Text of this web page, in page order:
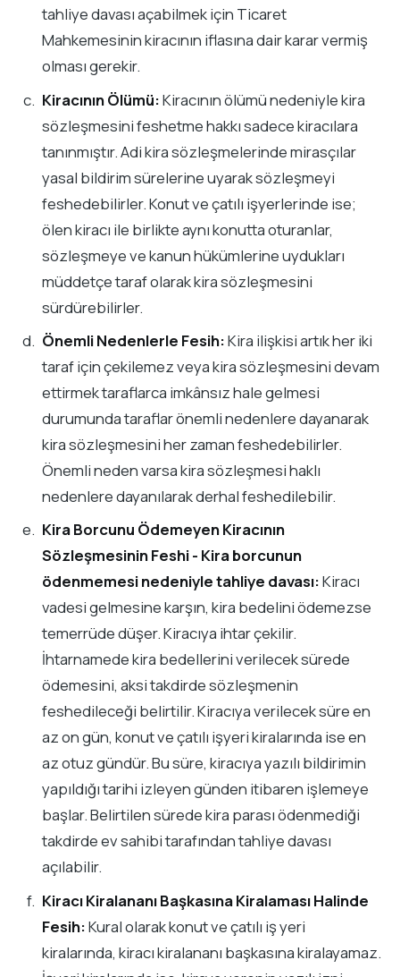
tahliye davası açabilmek için Ticaret
Mahkemesinin kiracının iflasına dair karar vermiş
olması gerekir.
Kiracının Ölümü:Kiracının ölümü nedeniyle kira
sözleşmesini feshetme hakkı sadece kiracılara
tanınmıştır. Adi kira sözleşmelerinde mirasçılar
yasal bildirim sürelerine uyarak sözleşmeyi
feshedebilirler. Konut ve çatılı işyerlerinde ise;
ölen kiracı ile birlikte aynı konutta oturanlar,
sözleşmeye ve kanun hükümlerine uydukları
müddetçe taraf olarak kira sözleşmesini
sürdürebilirler.
Önemli Nedenlerle Fesih:Kira ilişkisi artık her iki
taraf için çekilemez veya kira sözleşmesini devam
ettirmek taraflarca imkânsız hale gelmesi
durumunda taraflar önemli nedenlere dayanarak
kira sözleşmesini her zaman feshedebilirler.
Önemli neden varsa kira sözleşmesi haklı
nedenlere dayanılarak derhal feshedilebilir.
Kira Borcunu Ödemeyen Kiracının
Sözleşmesinin Feshi - Kira borcunun
ödenmemesi nedeniyle tahliye davası:Kiracı
vadesi gelmesine karşın, kira bedelini ödemezse
temerrüde düşer. Kiracıya ihtar çekilir.
İhtarnamede kira bedellerini verilecek sürede
ödemesini, aksi takdirde sözleşmenin
feshedileceği belirtilir. Kiracıya verilecek süre en
az on gün, konut ve çatılı işyeri kiralarında ise en
az otuz gündür. Bu süre, kiracıya yazılı bildirimin
yapıldığı tarihi izleyen günden itibaren işlemeye
başlar. Belirtilen sürede kira parası ödenmediği
takdirde ev sahibi tarafından tahliye davası
açılabilir.
Kiracı Kiralananı Başkasına Kiralaması Halinde
Fesih:Kural olarak konut ve çatılı iş yeri
kiralarında, kiracı kiralananı başkasına kiralayamaz.